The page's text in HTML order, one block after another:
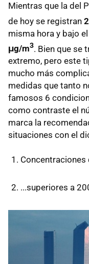
Mientras que la del
de hoy se registran
misma hora y bajo
μg/m3. Bien que se
extremo, pero este
mucho más
medidas que tanto
famosos 6
como contraste el
marca la
situaciones con el
Concentraciones
...superiores a